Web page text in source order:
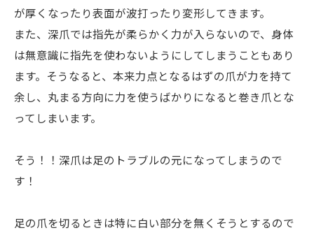
が厚くなったり表面が波打ったり変形してきます。
また、深爪では指先が柔らかく力が入らないので、身体
は無意識に指先を使わないようにしてしまうこともあり
ます。そうなると、本来力点となるはずの爪が力を持て
余し、丸まる方向に力を使うばかりになると巻き爪とな
ってしまいます。
そう！！深爪は足のトラブルの元になってしまうので
す！
足の爪を切るときは特に白い部分を無くそうとするので